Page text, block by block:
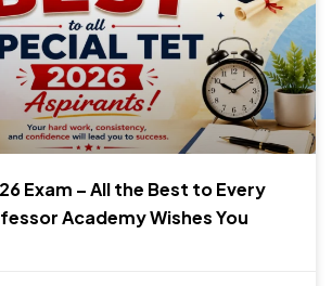
Exam – All the Best to Every
Academy Wishes You